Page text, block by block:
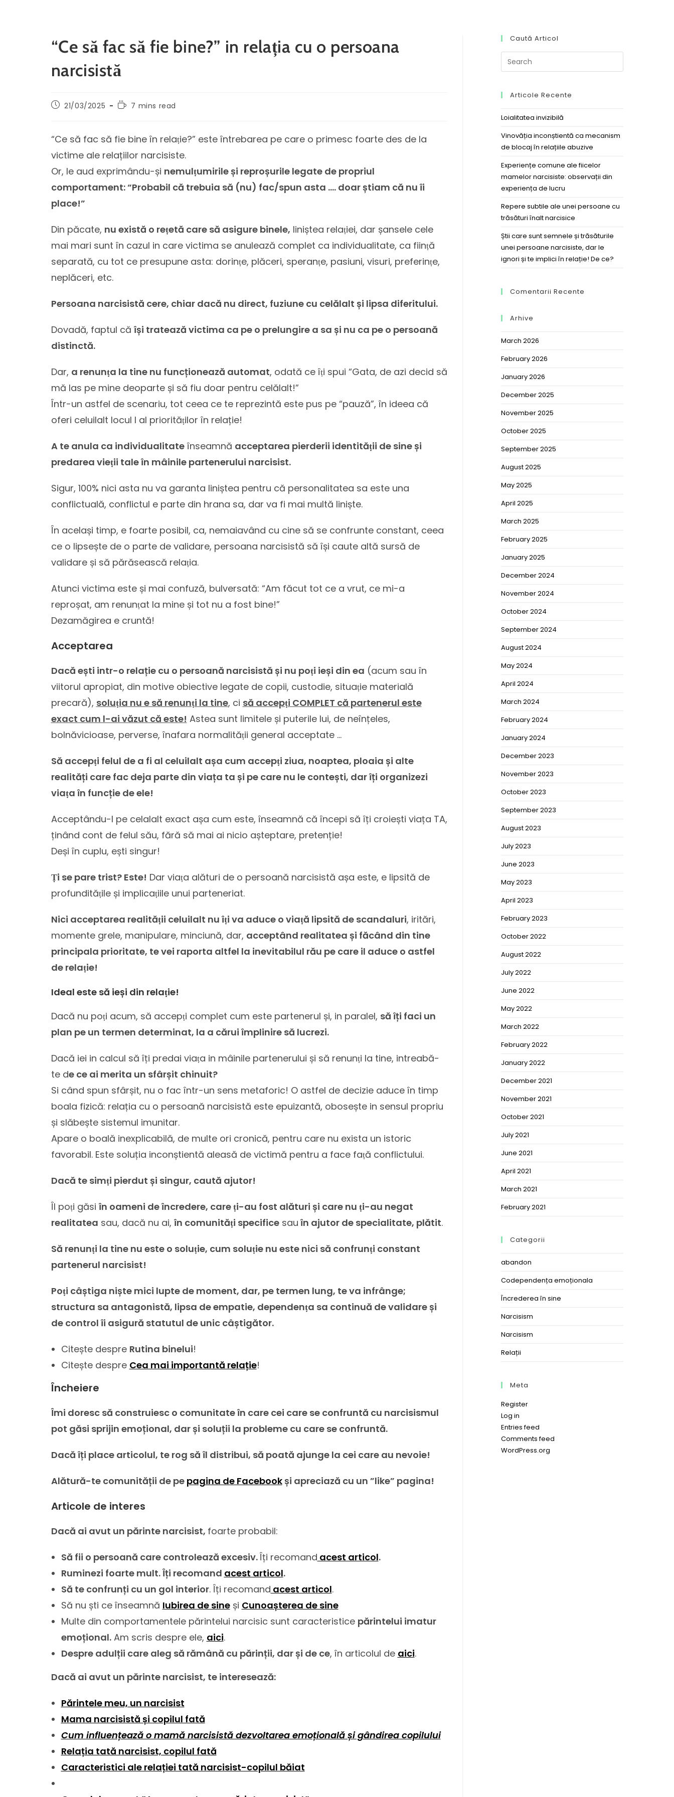
“Ce să fac să fie bine?” in relația cu o persoana
narcisistă
21/03/2025 7 mins read
“Ce să fac să fie bine în relaṭie?” este întrebarea pe care o primesc foarte des de la
victime ale relațiilor narcisiste.
Or, le aud exprimându-și nemulṭumirile și reproșurile legate de propriul
comportament: “Probabil că trebuia să (nu) fac/spun asta …. doar știam că nu îi
place!”
Din păcate, nu există o reṭetă care să asigure binele, liniștea relaṭiei, dar șansele cele
mai mari sunt în cazul in care victima se anulează complet ca individualitate, ca fiinṭă
separată, cu tot ce presupune asta: dorinṭe, plăceri, speranṭe, pasiuni, visuri, preferinṭe,
neplăceri, etc.
Persoana narcisistă cere, chiar dacă nu direct, fuziune cu celălalt și lipsa diferitului.
Dovadă, faptul că își tratează victima ca pe o prelungire a sa și nu ca pe o persoană
distinctă.
Dar, a renunṭa la tine nu funcționează automat, odată ce îṭi spui “Gata, de azi decid să
mă las pe mine deoparte și să fiu doar pentru celălalt!”
Într-un astfel de scenariu, tot ceea ce te reprezintă este pus pe “pauză”, în ideea că
oferi celuilalt locul I al priorităṭilor în relație!
A te anula ca individualitateînseamnă acceptarea pierderii identităṭii de sine și
predarea vieṭii tale în mâinile partenerului narcisist.
Sigur, 100% nici asta nu va garanta liniștea pentru că personalitatea sa este una
conflictuală, conflictul e parte din hrana sa, dar va fi mai multă liniște.
În același timp, e foarte posibil, ca, nemaiavând cu cine să se confrunte constant, ceea
ce o lipsește de o parte de validare, persoana narcisistă să își caute altă sursă de
validare și să părăsească relaṭia.
Atunci victima este și mai confuză, bulversată: “Am făcut tot ce a vrut, ce mi-a
reproșat, am renunṭat la mine și tot nu a fost bine!”
Dezamăgirea e cruntă!
Acceptarea
Dacă ești intr-o relație cu o persoană narcisistă și nu poṭi ieși din ea (acum sau în
viitorul apropiat, din motive obiective legate de copii, custodie, situaṭie materială
precară), soluṭia nu e să renunṭi la tine, ci să accepṭi COMPLET că partenerul este
exact cum l-ai văzut că este! Astea sunt limitele și puterile lui, de neînțeles,
bolnăvicioase, perverse, înafara normalităṭii general acceptate …
Să accepṭi felul de a fi al celuilalt așa cum accepṭi ziua, noaptea, ploaia și alte
realități care fac deja parte din viața ta și pe care nu le contești, dar îți organizezi
viaṭa în funcție de ele!
Acceptându-l pe celalalt exact așa cum este, înseamnă că începi să îți croiești viața TA,
ținând cont de felul său, fără să mai ai nicio așteptare, pretenție!
Deși în cuplu, ești singur!
Ṭi se pare trist? Este! Dar viaṭa alături de o persoană narcisistă așa este, e lipsită de
profundităṭile și implicaṭiile unui parteneriat.
Nici acceptarea realităṭii celuilalt nu îṭi va aduce o viaṭă lipsită de scandaluri, iritări,
momente grele, manipulare, minciună, dar, acceptând realitatea și făcând din tine
principala prioritate, te vei raporta altfel la inevitabilul rău pe care il aduce o astfel
de relaṭie!
Ideal este să ieși din relaṭie!
Dacă nu poṭi acum, să accepṭi complet cum este partenerul și, in paralel, să îți faci un
plan pe un termen determinat, la a cărui împlinire să lucrezi.
Dacă iei in calcul să îți predai viaṭa in mâinile partenerului și să renunṭi la tine, intreabă-
te de ce ai merita un sfârșit chinuit?
Si când spun sfârșit, nu o fac într-un sens metaforic! O astfel de decizie aduce în timp
boala fizică: relația cu o persoană narcisistă este epuizantă, obosește in sensul propriu
și slăbește sistemul imunitar.
Apare o boală inexplicabilă, de multe ori cronică, pentru care nu exista un istoric
favorabil. Este soluția inconștientă aleasă de victimă pentru a face faṭă conflictului.
Dacă te simṭi pierdut și singur, caută ajutor!
Îl poṭi găsi în oameni de încredere, care ṭi-au fost alături și care nu ṭi-au negat
realitatea sau, dacă nu ai, în comunităṭi specificesau în ajutor de specialitate, plătit.
Să renunṭi la tine nu este o soluṭie, cum soluṭie nu este nici să confrunṭi constant
partenerul narcisist!
Poṭi câștiga niște mici lupte de moment, dar, pe termen lung, te va infrânge;
structura sa antagonistă, lipsa de empatie, dependenṭa sa continuă de validare și
de control îi asigură statutul de unic câștigător.
Citește despre Rutina binelui!
Citește despre Cea mai importantă relație!
Încheiere
Îmi doresc să construiesc o comunitate în care cei care se confruntă cu narcisismul
pot găsi sprijin emoțional, dar și soluții la probleme cu care se confruntă.
Dacă îți place articolul, te rog să îl distribui, să poată ajunge la cei care au nevoie!
Alătură-te comunității de pe pagina de Facebookși apreciază cu un ”like” pagina!
Articole de interes
Dacă ai avut un părinte narcisist, foarte probabil:
Să fii o persoană care controlează excesiv.Îți recomand acest articol.
Ruminezi foarte mult. Îți recomand acest articol.
Să te confrunți cu un gol interior. Îți recomand acest articol.
Să nu ști ce înseamnă Iubirea de sineși Cunoașterea de sine
Multe din comportamentele părintelui narcisic sunt caracteristice părintelui imatur
emoțional.Am scris despre ele, aici.
Despre adulții care aleg să rămână cu părinții, dar și de ce, în articolul de aici.
Dacă ai avut un părinte narcisist, te interesează:
Părintele meu, un narcisist
Mama narcisistă și copilul fată
Cum influențează o mamă narcisistă dezvoltarea emoțională și gândirea copilului
Relația tată narcisist, copilul fată
Caracteristici ale relației tată narcisist-copilul băiat
Caută Articol
Articole Recente
Loialitatea invizibilă
Vinovăția inconștientă ca mecanism
de blocaj în relațiile abuzive
Experiențe comune ale fiicelor
mamelor narcisiste: observații din
experiența de lucru
Repere subtile ale unei persoane cu
trăsături înalt narcisice
Știi care sunt semnele și trăsăturile
unei persoane narcisiste, dar le
ignori și te implici în relație! De ce?
Comentarii Recente
Arhive
March 2026
February 2026
January 2026
December 2025
November 2025
October 2025
September 2025
August 2025
May 2025
April 2025
March 2025
February 2025
January 2025
December 2024
November 2024
October 2024
September 2024
August 2024
May 2024
April 2024
March 2024
February 2024
January 2024
December 2023
November 2023
October 2023
September 2023
August 2023
July 2023
June 2023
May 2023
April 2023
February 2023
October 2022
August 2022
July 2022
June 2022
May 2022
March 2022
February 2022
January 2022
December 2021
November 2021
October 2021
July 2021
June 2021
April 2021
March 2021
February 2021
Categorii
abandon
Codependența emoționala
Încrederea în sine
Narcisism
Narcisism
Relații
Meta
Register
Log in
Entries feed
Comments feed
WordPress.org